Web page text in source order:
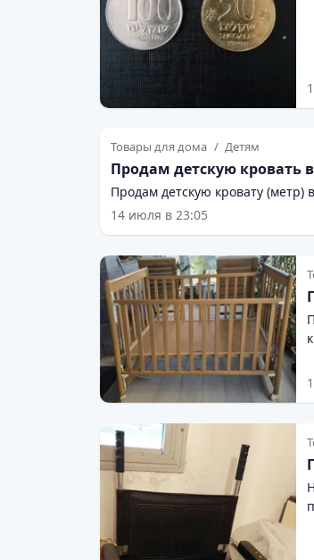
Товары для дома Детям
Продам детскую кровать
Продам детскую кровату (метр)
14 июля в 23:05